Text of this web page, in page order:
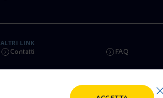
ALTRI LINK
Contatti FAQ